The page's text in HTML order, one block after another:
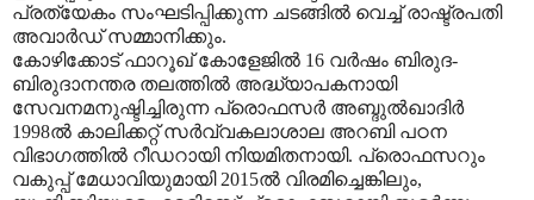
പ്രത്യേകം സംഘടിപ്പിക്കുന്ന ചടങ്ങില്‍ വെച്ച് രാഷ്ട്രപതി
അവാര്‍ഡ് സമ്മാനിക്കും.
കോഴിക്കോട് ഫാറൂഖ് കോളേജില്‍ 16 വര്‍ഷം ബിരുദ-
ബിരുദാനന്തര തലത്തില്‍ അദ്ധ്യാപകനായി
സേവനമനുഷ്ടിച്ചിരുന്ന പ്രൊഫസര്‍ അബ്ദുല്‍ഖാദിര്‍
1998ല്‍ കാലിക്കറ്റ് സര്‍വ്വകലാശാല അറബി പഠന
വിഭാഗത്തില്‍ റീഡറായി നിയമിതനായി. പ്രൊഫസറും
വകുപ്പ് മേധാവിയുമായി 2015ല്‍ വിരമിച്ചെങ്കിലും,